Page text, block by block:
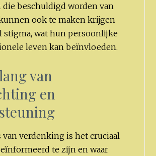
beschuldigd worden van
ook te maken krijgen
stigma, wat hun persoonlijke
leven kan beïnvloeden.
van
en
van verdenking is het cruciaal
te zijn en waar